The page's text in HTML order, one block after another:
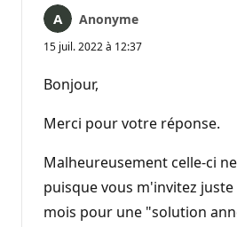
Anonyme
15 juil. 2022 à 12:37
Bonjour,
Merci pour votre réponse.
Malheureusement celle-ci
puisque vous m'invitez
mois pour une "solution